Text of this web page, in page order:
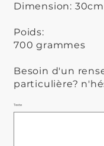
Dimension:
Poids:
700 grammes
Besoin d'un
particulière?
Texte